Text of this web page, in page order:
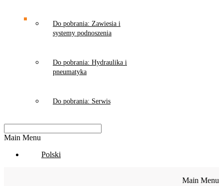
Do pobrania: Zawiesia i
systemy podnoszenia
Do pobrania: Hydraulika i
pneumatyka
Do pobrania: Serwis
Main Menu
Polski
Main Menu